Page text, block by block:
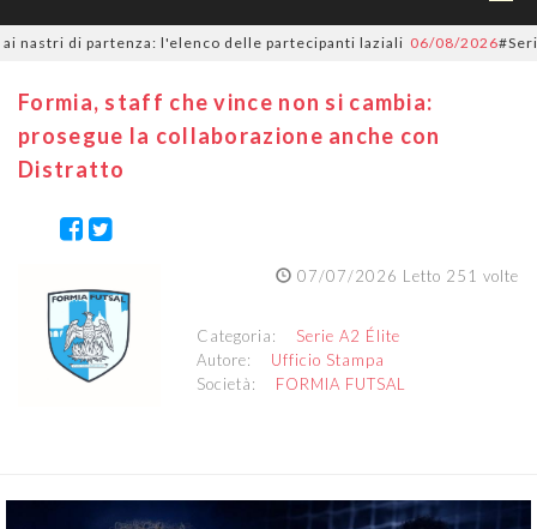
di partenza: l'elenco delle partecipanti laziali 06/08/2026
Formia, staff che vince non si cambia:
prosegue la collaborazione anche con
Distratto
07/07/2026 Letto 251 volte
Categoria: Serie A2 Élite
Autore: Ufficio Stampa
Società: FORMIA FUTSAL